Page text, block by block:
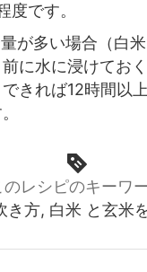
度です。
が多い場合（白
に水に浸けてお
できれば12時間以
のレシピのキーワ
き方, 白米 と玄米